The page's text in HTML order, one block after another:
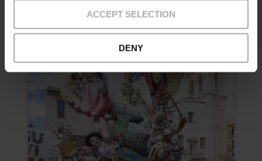
ACCEPT SELECTION
DENY